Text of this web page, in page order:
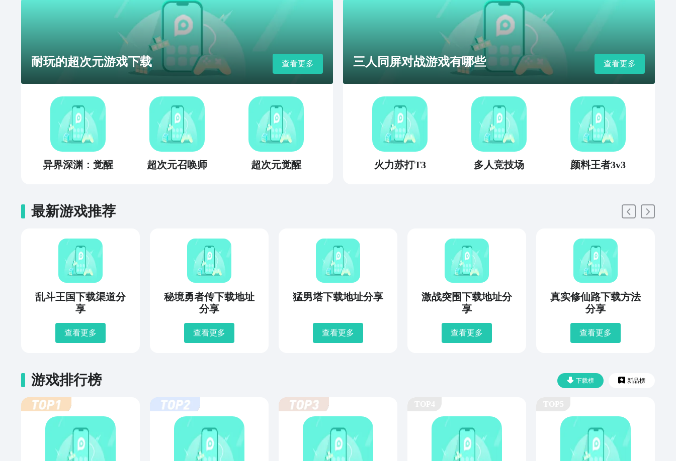
耐玩的超次元游戏下载 查看更多
异界深渊：觉醒 超次元召唤师 超次元觉醒
三人同屏对战游戏有哪些 查看更多
火力苏打T3 多人竞技场 颜料王者3v3
最新游戏推荐
乱斗王国下载渠道分
享
查看更多
秘境勇者传下载地址
分享
查看更多
猛男塔下载地址分享
查看更多
激战突围下载地址分
享
查看更多
真实修仙路下载方法
分享
查看更多
下载榜 新品榜
游戏排行榜